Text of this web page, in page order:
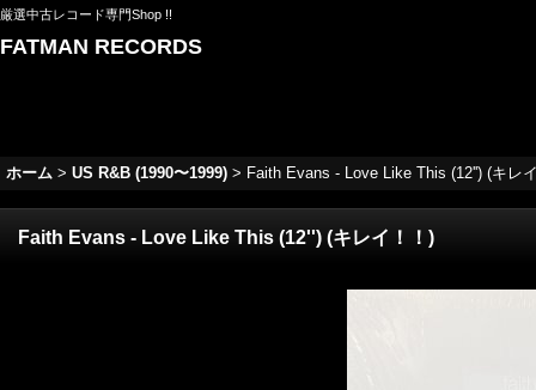
厳選中古レコード専門Shop !!
FATMAN RECORDS
ホーム > US R&B (1990〜1999) > Faith Evans - Love Like This (12'') (キレ
Faith Evans - Love Like This (12'') (キレイ！！)